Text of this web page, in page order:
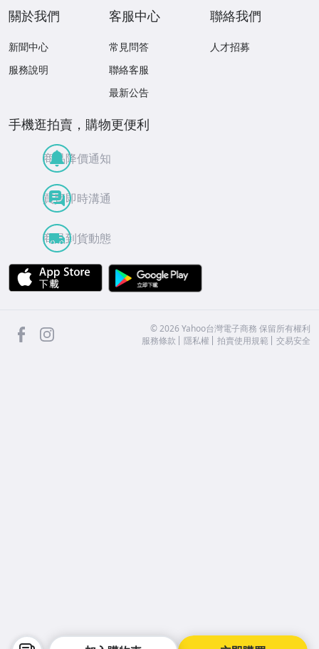
關於我們
新聞中心
服務說明
客服中心
常見問答
聯絡客服
最新公告
聯絡我們
人才招募
手機逛拍賣，購物更便利
商品降價通知
買賣即時溝通
商品到貨動態
APP Store
facebook ©2026 Yahoo台灣電子商務 保留所有權利
服務條款
隱私權 拍賣使用規範 交易安全